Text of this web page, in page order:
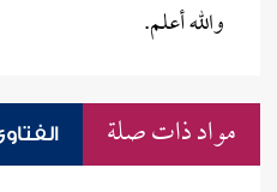
والله أعلم.
مواد ذات صلة